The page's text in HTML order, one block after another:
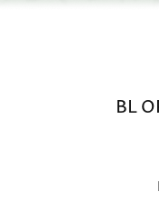
BL